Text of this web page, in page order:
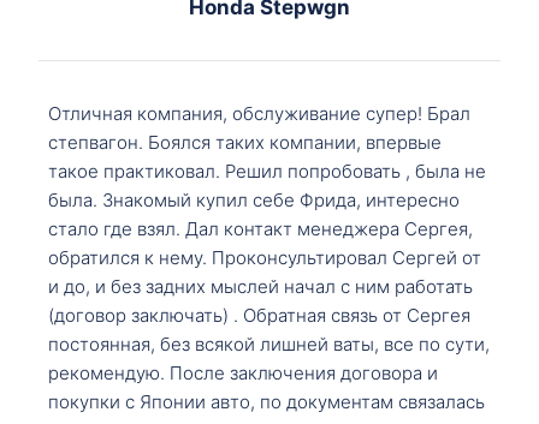
Honda Stepwgn
Отличная компания, обслуживание супер! Брал
степвагон. Боялся таких компании, впервые
такое практиковал. Решил попробовать , была не
была. Знакомый купил себе Фрида, интересно
стало где взял. Дал контакт менеджера Сергея,
обратился к нему. Проконсультировал Сергей от
и до, и без задних мыслей начал с ним работать
(договор заключать) . Обратная связь от Сергея
постоянная, без всякой лишней ваты, все по сути,
рекомендую. После заключения договора и
покупки с Японии авто, по документам связалась